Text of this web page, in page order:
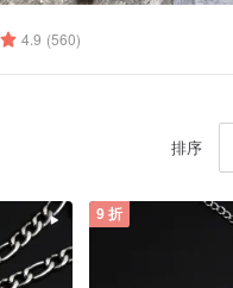
4.9 (560)
排序
9 折